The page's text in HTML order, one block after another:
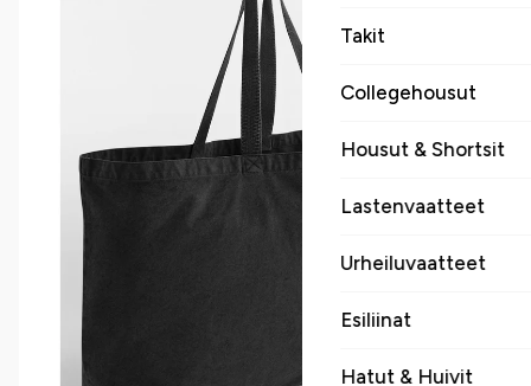
Takit
Collegehousut
Housut & Shortsit
Lastenvaatteet
Urheiluvaatteet
Esiliinat
Hatut & Huivit